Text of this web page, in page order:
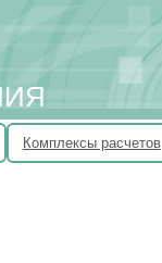
Комплексы расчетов